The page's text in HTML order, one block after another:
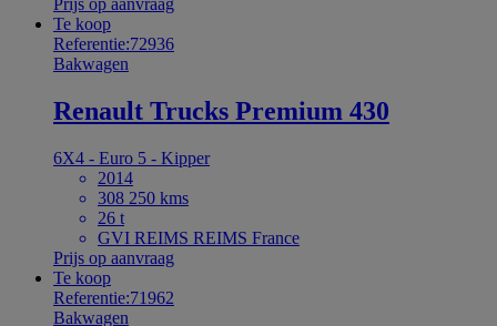
Te koop
Referentie:72936
Bakwagen
Renault Trucks Premium 430
6X4 - Euro 5 - Kipper
2014
308 250 kms
26 t
GVI REIMS REIMS France
Prijs op aanvraag
Te koop
Referentie:71962
Bakwagen